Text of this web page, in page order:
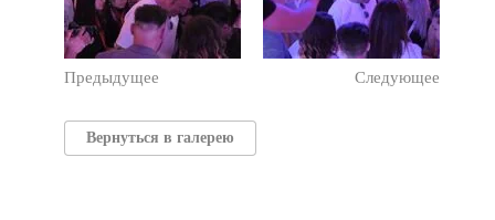
Предыдущее Следующее
Вернуться в галерею